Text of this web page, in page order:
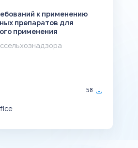
к применению
препаратов для
применения
58